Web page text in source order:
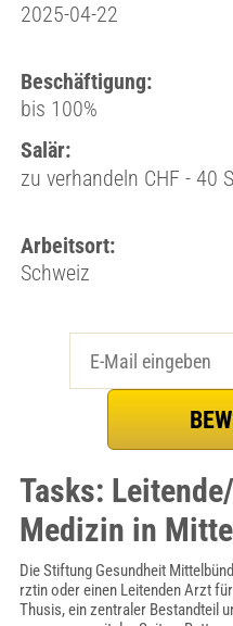
2025-04-22
Beschäftigung:
bis 100%
Salär:
zu verhandeln CHF - 40
Arbeitsort:
Schweiz
Tasks:
Medizin in
Die Stiftung Gesundheit
rztin oder einen Leitenden Arzt
Thusis, ein zentraler Bestandteil